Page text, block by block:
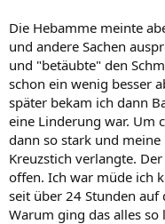
Die Hebamme meinte
und andere Sachen
und "betäubte" den
schon ein wenig besser
später bekam ich dann
eine Linderung war. Um
dann so stark und
Kreuzstich verlangte.
offen. Ich war müde ich
seit über 24 Stunden auf
Warum ging das alles so